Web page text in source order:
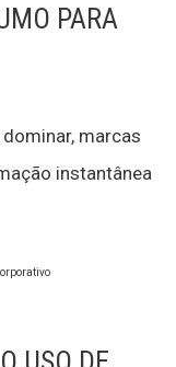
PARA
marcas
instantânea